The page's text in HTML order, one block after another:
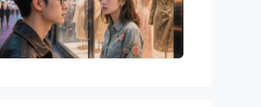
玻璃橱窗两侧的目光交汇
已记不清多少年，没在社交平台主...